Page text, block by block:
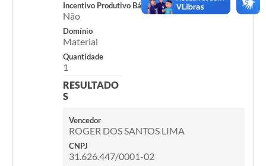
Galeria de Vídeos
Incentivo Produtivo Básico
Não
Domínio
Material
Quantidade
1
RESULTADO
S
Vencedor
ROGER DOS SANTOS LIMA
CNPJ
31.626.447/0001-02